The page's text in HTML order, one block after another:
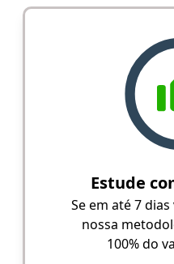
Estude
Se em até 7
nossa
100% do